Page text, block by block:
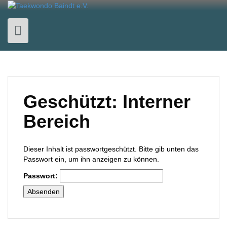
Skip
content
Geschützt: Interner
Bereich
Dieser Inhalt ist passwortgeschützt. Bitte gib unten das
Passwort ein, um ihn anzeigen zu können.
Passwort: